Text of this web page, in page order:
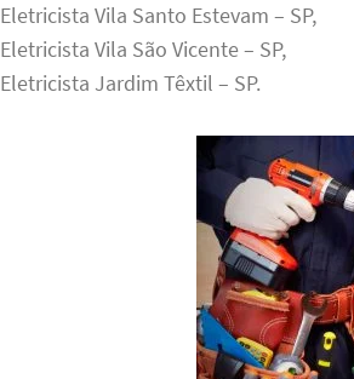
Eletricista Vila Santo Estevam – SP,
Eletricista Vila São Vicente – SP,
Eletricista Jardim Têxtil – SP.